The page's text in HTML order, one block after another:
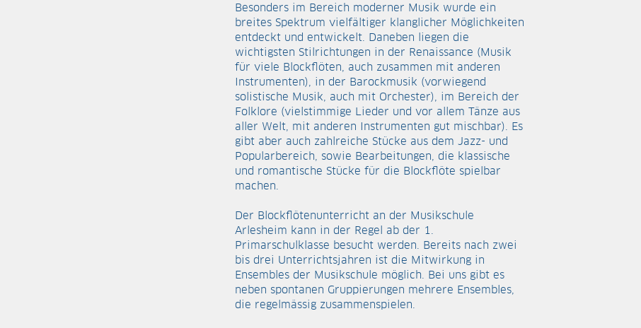
Besonders im Bereich moderner Musik wurde ein
breites Spektrum vielfältiger klanglicher Möglichkeiten
entdeckt und entwickelt. Daneben liegen die
wichtigsten Stilrichtungen in der Renaissance (Musik
für viele Blockflöten, auch zusammen mit anderen
Instrumenten), in der Barockmusik (vorwiegend
solistische Musik, auch mit Orchester), im Bereich der
Folklore (vielstimmige Lieder und vor allem Tänze aus
aller Welt, mit anderen Instrumenten gut mischbar). Es
gibt aber auch zahlreiche Stücke aus dem Jazz- und
Popularbereich, sowie Bearbeitungen, die klassische
und romantische Stücke für die Blockflöte spielbar
machen.
Der Blockflötenunterricht an der Musikschule
Arlesheim kann in der Regel ab der 1.
Primarschulklasse besucht werden. Bereits nach zwei
bis drei Unterrichtsjahren ist die Mitwirkung in
Ensembles der Musikschule möglich. Bei uns gibt es
neben spontanen Gruppierungen mehrere Ensembles,
die regelmässig zusammenspielen.